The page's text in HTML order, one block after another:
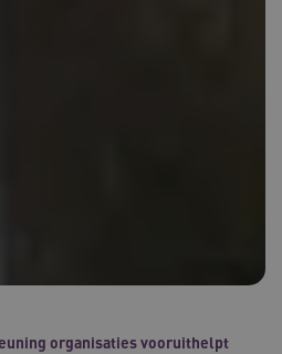
organisaties vooruithelpt